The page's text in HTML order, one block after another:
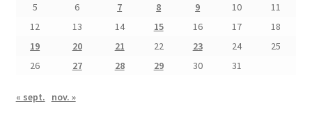
5
6 7 8 9 10
11
12
13 14 15 16 17
18
19
20 21 22 23 24
25
26
27 28 29 30 31
« sept. nov. »